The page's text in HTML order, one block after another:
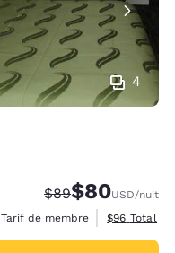
4
Tarif barré :
$89Tarif réduit :
$80USD/nuit
Tarif de membre
Afficher les
$96 Total